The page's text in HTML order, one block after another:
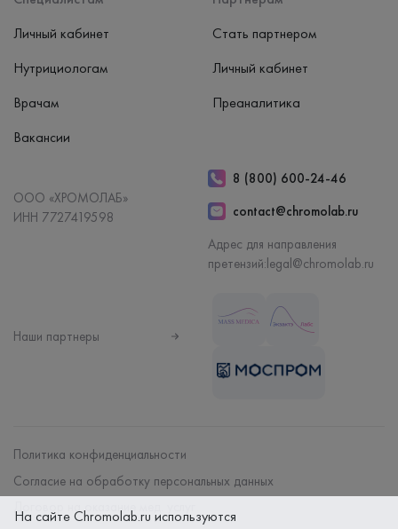
Личный кабинет
Нутрициологам
Врачам
Вакансии
Стать партнером
Личный кабинет
Преаналитика
ООО «ХРОМОЛАБ»
ИНН 7727419598
8 (800) 600-24-46
contact@chromolab.ru
Адрес для направления
претензий:legal@chromolab.ru
Наши партнеры
Политика конфиденциальности
Согласие на обработку персональных данных
Договор на оказание мед. услуг
На сайте Chromolab.ru используются